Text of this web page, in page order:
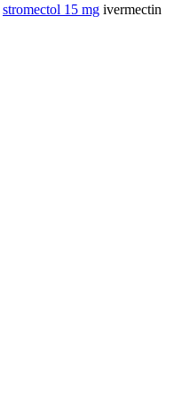
stromectol 15 mg ivermectin